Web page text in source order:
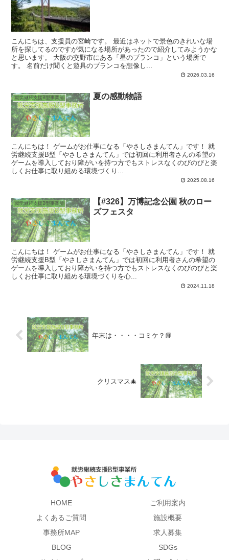
こんにちは、支援員の宮崎です。 最近はネットで景色のきれいな場
所を探してるのですが気になる場所があったので紹介してみようかな
と思います。 大阪の交野市にある「星のブランコ」という場所で
す。 名前だけ聞くと遊具のブランコを想像し...
2026.03.16
就労継続支援B型事業所 夏の感動物語
こんにちは！ ゲームがお仕事になる「やさしさまんてん」です！ 就
労継続支援B型「やさしさまんてん」では初回に利用者さんの希望の
ゲームを導入しており障がいを持つ方でもストレスなくのびのびと楽
しくお仕事に取り組める環境づくり...
2025.08.16
就労継続支援B型事業所
【#326】万博記念公園 秋のロー
ズフェスタ
こんにちは！ ゲームがお仕事になる「やさしさまんてん」です！ 就
労継続支援B型「やさしさまんてん」では初回に利用者さんの希望の
ゲームを導入しており障がいを持つ方でもストレスなくのびのびと楽
しくお仕事に取り組める環境づくりを心...
2024.11.18
年末は・・・・コミケ？📗
クリスマス🎄
HOME
ご利用案内
よくあるご質問
施設概要
事務所MAP
求人募集
BLOG
SDGs